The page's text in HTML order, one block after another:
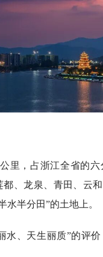
里，占浙江全省的
、龙泉、青田、云
水半分田”的土地上。
水、天生丽质”的评